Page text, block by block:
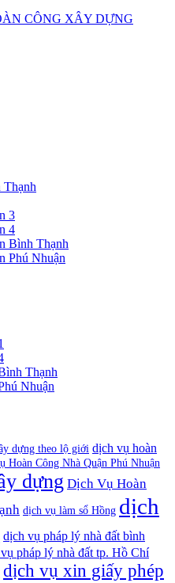
CÔNG XÂY DỰNG
Thạnh
3
4
Bình Thạnh
Phú Nhuận
Thạnh
Nhuận
dựng theo lộ giới dịch vụ hoàn
Hoàn Công Nhà Quận Phú Nhuận
dựng Dịch Vụ Hoàn
dịch vụ làm sổ Hồng dịch
dịch vụ pháp lý nhà đất bình
pháp lý nhà đất tp. Hồ Chí
dịch vụ xin giấy phép